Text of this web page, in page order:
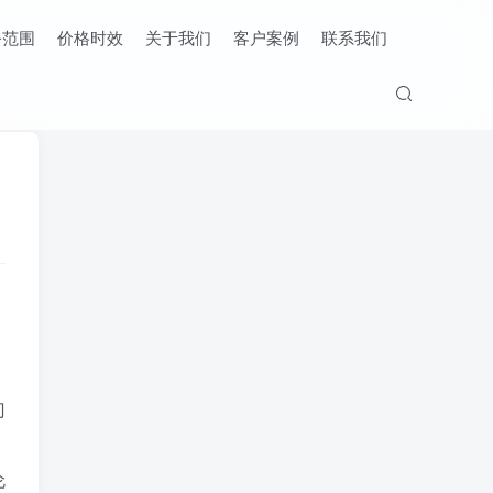
围 价格时效 关于我们 客户案例 联系我们